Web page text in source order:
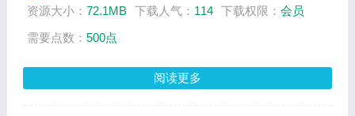
资源大小： 72.1MB 下载人气： 114 下载权限： 会员
需要点数： 500点
阅读更多